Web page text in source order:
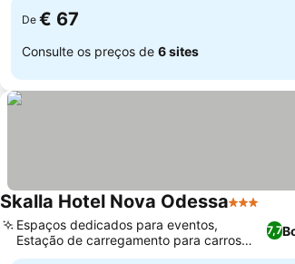
De € 67
Consulte os preços de 6 sites
Skalla Hotel Nova Odessa3 Estrelas
7,7
Espaços dedicados para eventos,
Estação de carregamento para carros
elétricos